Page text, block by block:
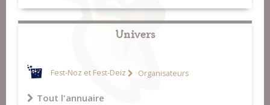
Univers
Fest-Noz et Fest-Deiz Organisateurs
Tout l'annuaire